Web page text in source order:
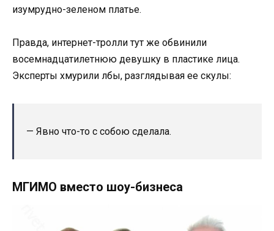
изумрудно-зеленом платье.
Правда, интернет-тролли тут же обвинили
восемнадцатилетнюю девушку в пластике лица.
Эксперты хмурили лбы, разглядывая ее скулы:
— Явно что-то с собою сделала.
МГИМО вместо шоу-бизнеса